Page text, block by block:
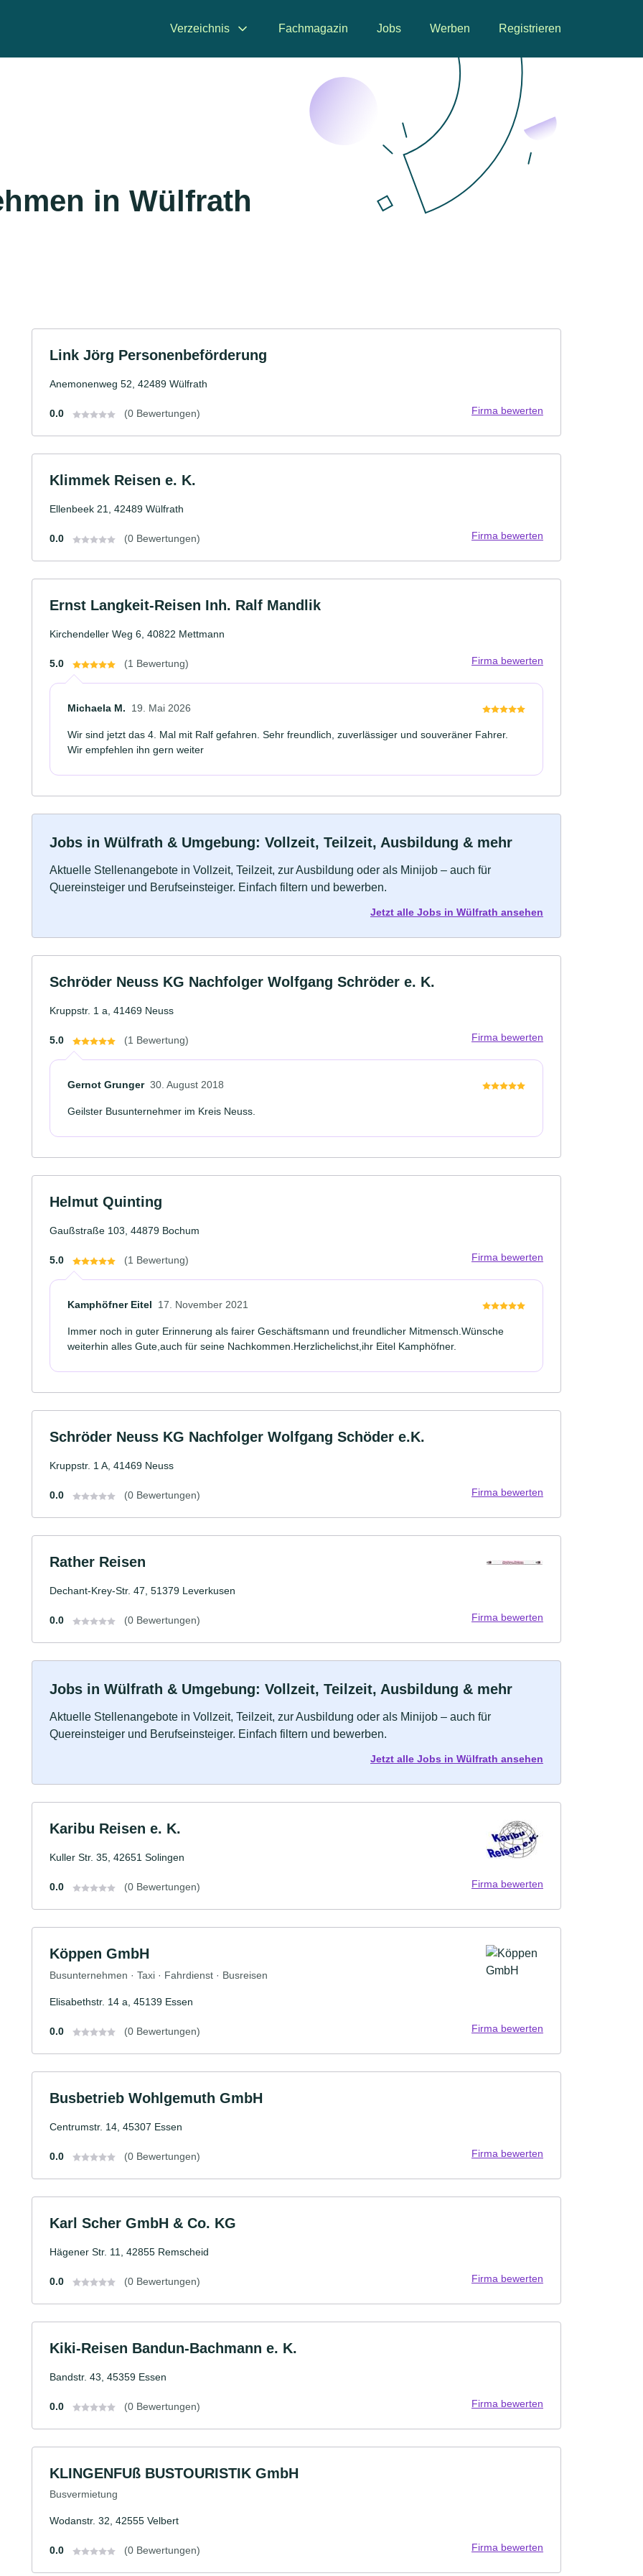
Verzeichnis Fachmagazin Jobs Werben Registrieren
in Wülfrath
Link Jörg Personenbeförderung
Anemonenweg 52, 42489 Wülfrath
0.0 (0 Bewertungen) Firma bewerten
Klimmek Reisen e. K.
Ellenbeek 21, 42489 Wülfrath
0.0 (0 Bewertungen) Firma bewerten
Ernst Langkeit-Reisen Inh. Ralf Mandlik
Kirchendeller Weg 6, 40822 Mettmann
5.0 (1 Bewertung) Firma bewerten
Michaela M. 19. Mai 2026
Wir sind jetzt das 4. Mal mit Ralf gefahren. Sehr freundlich, zuverlässiger und souveräner Fahrer.
Wir empfehlen ihn gern weiter
Jobs in Wülfrath & Umgebung: Vollzeit, Teilzeit, Ausbildung & mehr
Aktuelle Stellenangebote in Vollzeit, Teilzeit, zur Ausbildung oder als Minijob – auch für
Quereinsteiger und Berufseinsteiger. Einfach filtern und bewerben.
Jetzt alle Jobs in Wülfrath ansehen
Schröder Neuss KG Nachfolger Wolfgang Schröder e. K.
Kruppstr. 1 a, 41469 Neuss
5.0 (1 Bewertung) Firma bewerten
Gernot Grunger 30. August 2018
Geilster Busunternehmer im Kreis Neuss.
Helmut Quinting
Gaußstraße 103, 44879 Bochum
5.0 (1 Bewertung) Firma bewerten
Kamphöfner Eitel 17. November 2021
Immer noch in guter Erinnerung als fairer Geschäftsmann und freundlicher Mitmensch.Wünsche
weiterhin alles Gute,auch für seine Nachkommen.Herzlichelichst,ihr Eitel Kamphöfner.
Schröder Neuss KG Nachfolger Wolfgang Schöder e.K.
Kruppstr. 1 A, 41469 Neuss
0.0 (0 Bewertungen) Firma bewerten
Rather Reisen
Dechant-Krey-Str. 47, 51379 Leverkusen
0.0 (0 Bewertungen) Firma bewerten
Jobs in Wülfrath & Umgebung: Vollzeit, Teilzeit, Ausbildung & mehr
Aktuelle Stellenangebote in Vollzeit, Teilzeit, zur Ausbildung oder als Minijob – auch für
Quereinsteiger und Berufseinsteiger. Einfach filtern und bewerben.
Jetzt alle Jobs in Wülfrath ansehen
Karibu Reisen e. K.
Kuller Str. 35, 42651 Solingen
0.0 (0 Bewertungen) Firma bewerten
Köppen GmbH
Busunternehmen · Taxi · Fahrdienst · Busreisen
Elisabethstr. 14 a, 45139 Essen
0.0 (0 Bewertungen) Firma bewerten
Busbetrieb Wohlgemuth GmbH
Centrumstr. 14, 45307 Essen
0.0 (0 Bewertungen) Firma bewerten
Karl Scher GmbH & Co. KG
Hägener Str. 11, 42855 Remscheid
0.0 (0 Bewertungen) Firma bewerten
Kiki-Reisen Bandun-Bachmann e. K.
Bandstr. 43, 45359 Essen
0.0 (0 Bewertungen) Firma bewerten
KLINGENFUß BUSTOURISTIK GmbH
Busvermietung
Wodanstr. 32, 42555 Velbert
0.0 (0 Bewertungen) Firma bewerten